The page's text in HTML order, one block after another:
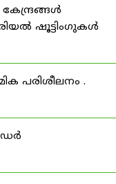
ഷൂട്ടിംഗുകൾ
പരിശീലനം .